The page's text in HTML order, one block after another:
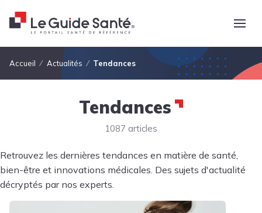
Fil d'Ariane
Accueil Actualités Tendances
Tendances
1087 articles
Retrouvez les dernières tendances en matière de santé,
bien-être et innovations médicales. Des sujets d'actualité
décryptés par nos experts.